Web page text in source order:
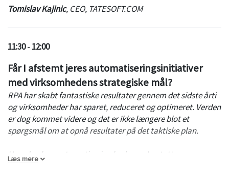
indsamler data fra forskellige datakilder, transformerer dem
Traditionelt bruger man teknologier som Java, .NET, SQL,
formået at bygge flere datavarehusløsninger udelukkende
ved hjælp af vores egenudviklede automatiseringsplatform
– ARPA (Agile RPA). Og bedst af det hele – til en fjerdedel af
en traditionel datavarehusløsning.
Tomislav vil derfor gennemgå en konkret case, hvor Tatesoft
datavarehusløsning til en finansiel virksomhed.
Tomislav Kajinic, CEO, TATESOFT.COM
11:30- 12:00
Får I afstemt jeres automatiseringsinitiativer
med virksomhedens strategiske mål?
RPA har skabt fantastiske resultater gennem det sidste årti
og virksomheder har sparet, reduceret og optimeret. Verden
er dog kommet videre og det er ikke længere blot et
spørgsmål om at opnå resultater på det taktiske plan.
Hvordan kan automatisering bedre understøtte
organisationernes evne til at skabe innovation?
Læs mere